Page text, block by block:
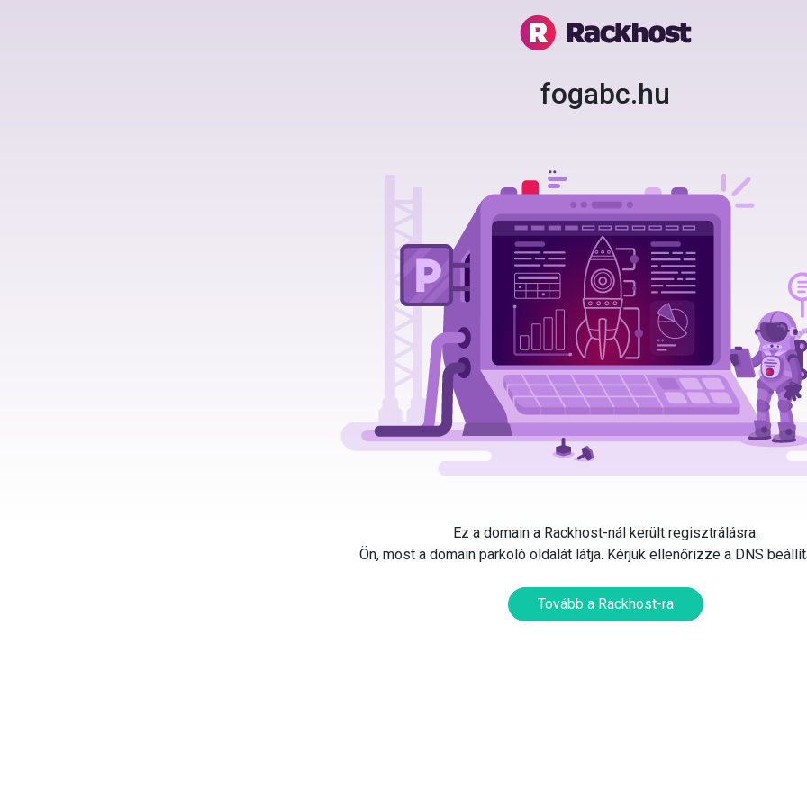
fogabc.hu
Ez a domain a Rackhost-nál került regisztrálásra.
Ön, most a domain parkoló oldalát látja. Kérjük ellenőrizze a DNS
Tovább a Rackhost-ra